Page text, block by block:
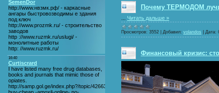
Почему ТЕРМОДОМ
Читать дальше »
Просмотров: 3552 Добавил: volandos Дата:
Финансовый кризис: